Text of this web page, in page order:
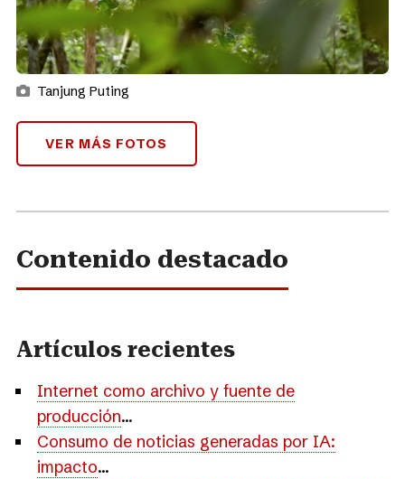
Tanjung Puting
VER MÁS FOTOS
Contenido destacado
Artículos recientes
Internet como archivo y fuente de
producción...
Consumo de noticias generadas por IA:
impacto...